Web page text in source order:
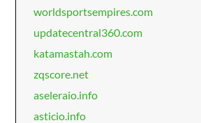
worldsportsempires.com
updatecentral360.com
katamastah.com
zqscore.net
aseleraio.info
asticio.info